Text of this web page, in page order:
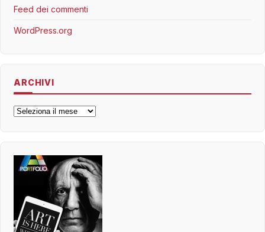
Feed dei commenti
WordPress.org
ARCHIVI
Archivi